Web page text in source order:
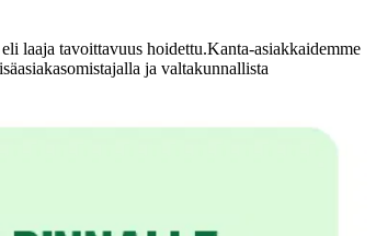
laaja tavoittavuus hoidettu.Kanta-asiakkaidemme
ja valtakunnallista